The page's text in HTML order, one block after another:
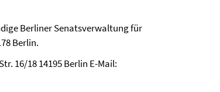
Berliner Senatsverwaltung für
Berlin.
16/18 14195 Berlin E-Mail: